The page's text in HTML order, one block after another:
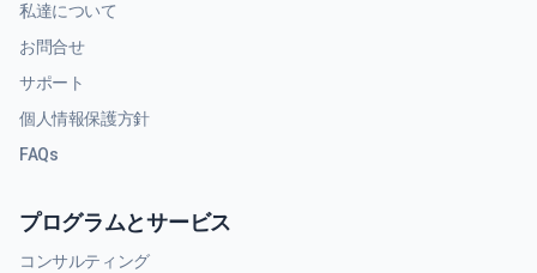
私達について
お問合せ
サポート
個人情報保護方針
FAQs
プログラムとサービス
コンサルティング